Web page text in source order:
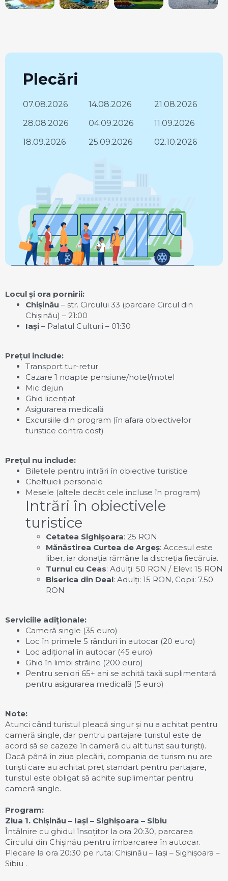
Plecări
07.08.2026 14.08.2026
21.08.2026
28.08.2026
04.09.2026
11.09.2026
18.09.2026
25.09.2026 02.10.2026
Locul și ora pornirii:
Chișinău – str. Circului 33 (parcare Circul din
Chișinău) – 21:00
Iași – Palatul Culturii – 01:30
Prețul include:
Transport tur-retur
Cazare 1 noapte pensiune/hotel/motel
Mic dejun
Ghid licențiat
Asigurarea medicală
Excursiile din program (în afara obiectivelor
turistice contra cost)
Prețul nu include:
Biletele pentru intrări în obiective turistice
Cheltuieli personale
Mesele (altele decât cele incluse în program)
Intrări în obiectivele
turistice
Cetatea Sighișoara: 25 RON
Mănăstirea Curtea de Argeș: Accesul este
liber, iar donația rămâne la discreția fiecăruia.
Turnul cu Ceas: Adulți: 50 RON / Elevi: 15 RON
Biserica din Deal: Adulți: 15 RON, Copii: 7.50
RON
Serviciile adiționale:
Cameră single (35 euro)
Loc în primele 5 rânduri în autocar (20 euro)
Loc adițional în autocar (45 euro)
Ghid în limbi străine (200 euro)
Pentru seniori 65+ ani se achită taxă suplimentară
pentru asigurarea medicală (5 euro)
Note:
Atunci când turistul pleacă singur și nu a achitat pentru
cameră single, dar pentru partajare turistul este de
acord să se cazeze în cameră cu alt turist sau turiști).
Dacă până în ziua plecării, compania de turism nu are
turiști care au achitat preț standart pentru partajare,
turistul este obligat să achite suplimentar pentru
cameră single.
Program:
Ziua 1. Chișinău – Iași – Sighișoara – Sibiu
Întâlnire cu ghidul însoțitor la ora 20:30, parcarea
Circului din Chișinău pentru îmbarcarea în autocar.
Plecare la ora 20:30 pe ruta: Chișinău – Iași – Sighișoara –
Sibiu .